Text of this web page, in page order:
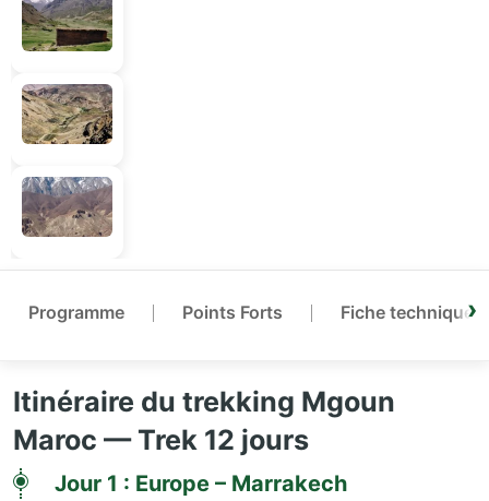
Programme Points Forts Fiche technique
Itinéraire du trekking Mgoun
Maroc — Trek 12 jours
Jour 1 : Europe – Marrakech